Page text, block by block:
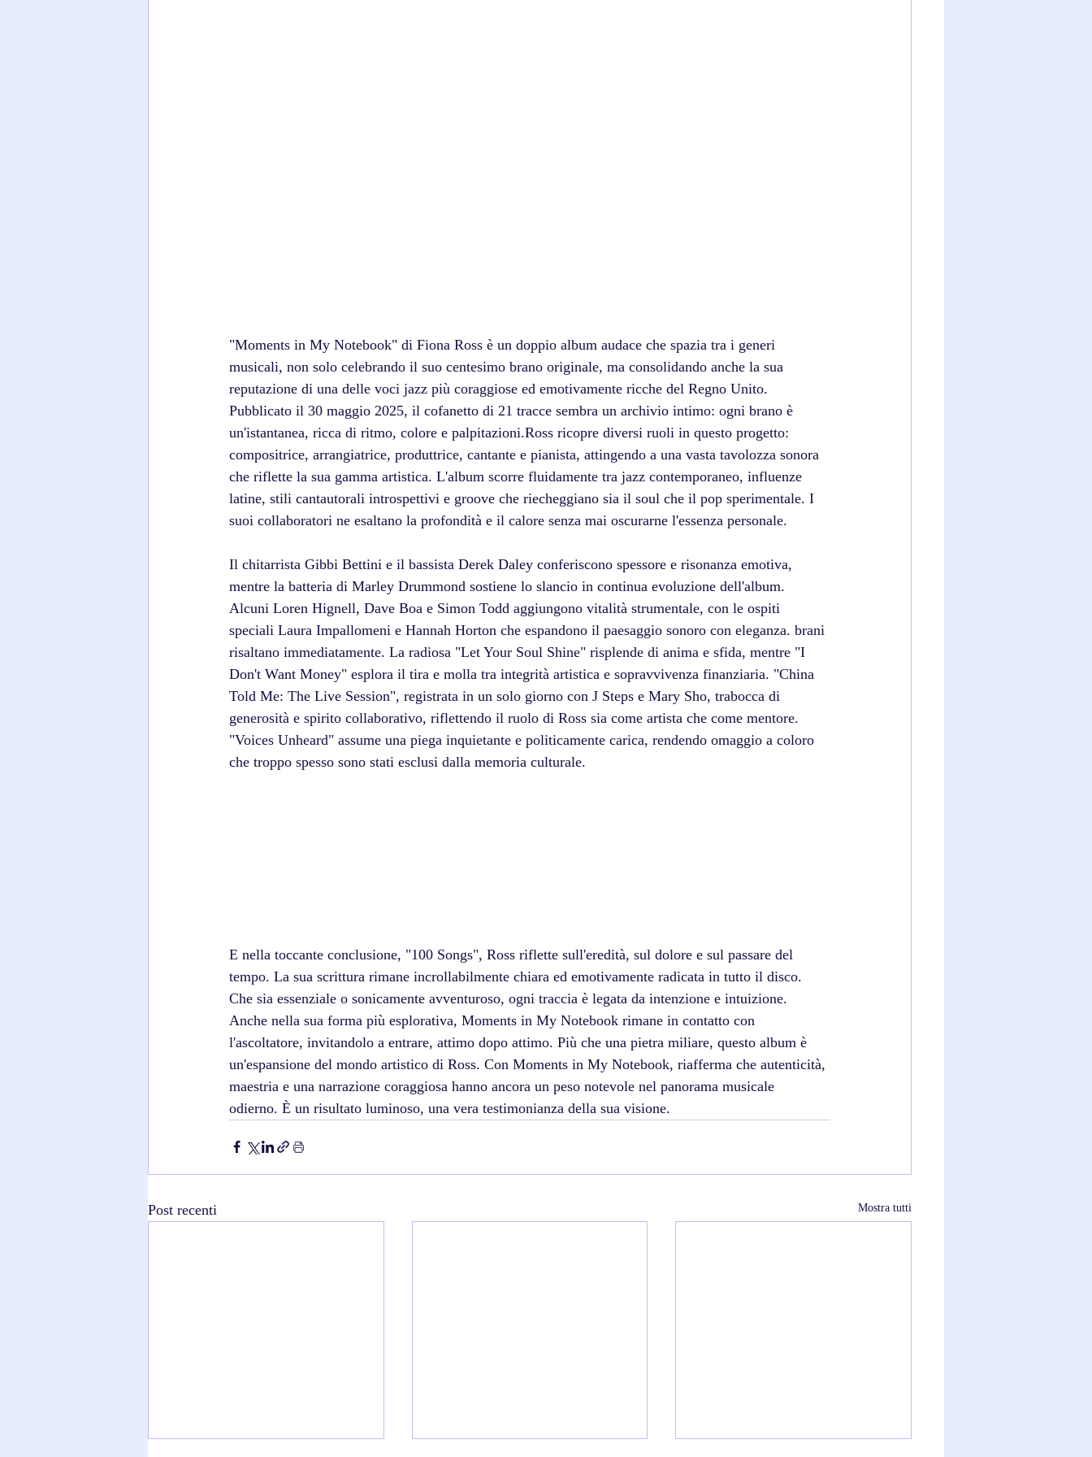
"Moments in My Notebook" di Fiona Ross è un doppio album audace che spazia tra i generi
musicali, non solo celebrando il suo centesimo brano originale, ma consolidando anche la sua
reputazione di una delle voci jazz più coraggiose ed emotivamente ricche del Regno Unito.
Pubblicato il 30 maggio 2025, il cofanetto di 21 tracce sembra un archivio intimo: ogni brano è
un'istantanea, ricca di ritmo, colore e palpitazioni.Ross ricopre diversi ruoli in questo progetto:
compositrice, arrangiatrice, produttrice, cantante e pianista, attingendo a una vasta tavolozza sonora
che riflette la sua gamma artistica. L'album scorre fluidamente tra jazz contemporaneo, influenze
latine, stili cantautorali introspettivi e groove che riecheggiano sia il soul che il pop sperimentale. I
suoi collaboratori ne esaltano la profondità e il calore senza mai oscurarne l'essenza personale.
Il chitarrista Gibbi Bettini e il bassista Derek Daley conferiscono spessore e risonanza emotiva,
mentre la batteria di Marley Drummond sostiene lo slancio in continua evoluzione dell'album.
Alcuni Loren Hignell, Dave Boa e Simon Todd aggiungono vitalità strumentale, con le ospiti
speciali Laura Impallomeni e Hannah Horton che espandono il paesaggio sonoro con eleganza. brani
risaltano immediatamente. La radiosa "Let Your Soul Shine" risplende di anima e sfida, mentre "I
Don't Want Money" esplora il tira e molla tra integrità artistica e sopravvivenza finanziaria. "China
Told Me: The Live Session", registrata in un solo giorno con J Steps e Mary Sho, trabocca di
generosità e spirito collaborativo, riflettendo il ruolo di Ross sia come artista che come mentore.
"Voices Unheard" assume una piega inquietante e politicamente carica, rendendo omaggio a coloro
che troppo spesso sono stati esclusi dalla memoria culturale.
E nella toccante conclusione, "100 Songs", Ross riflette sull'eredità, sul dolore e sul passare del
tempo. La sua scrittura rimane incrollabilmente chiara ed emotivamente radicata in tutto il disco.
Che sia essenziale o sonicamente avventuroso, ogni traccia è legata da intenzione e intuizione.
Anche nella sua forma più esplorativa, Moments in My Notebook rimane in contatto con
l'ascoltatore, invitandolo a entrare, attimo dopo attimo. Più che una pietra miliare, questo album è
un'espansione del mondo artistico di Ross. Con Moments in My Notebook, riafferma che autenticità,
maestria e una narrazione coraggiosa hanno ancora un peso notevole nel panorama musicale
odierno. È un risultato luminoso, una vera testimonianza della sua visione.
Post recenti Mostra tutti